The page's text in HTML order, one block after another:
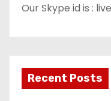
Our Skype id is :
Recent Posts